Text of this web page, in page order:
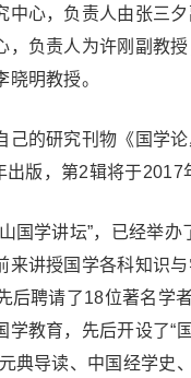
中心，负责人由张三
，负责人为许刚副教
晓明教授。
己的研究刊物《国学论
版，第2辑将于2017
国学讲坛”，已经举
来讲授国学各科知识
后聘请了18位著名学
学教育，先后开设了“
典导读、中国经学史